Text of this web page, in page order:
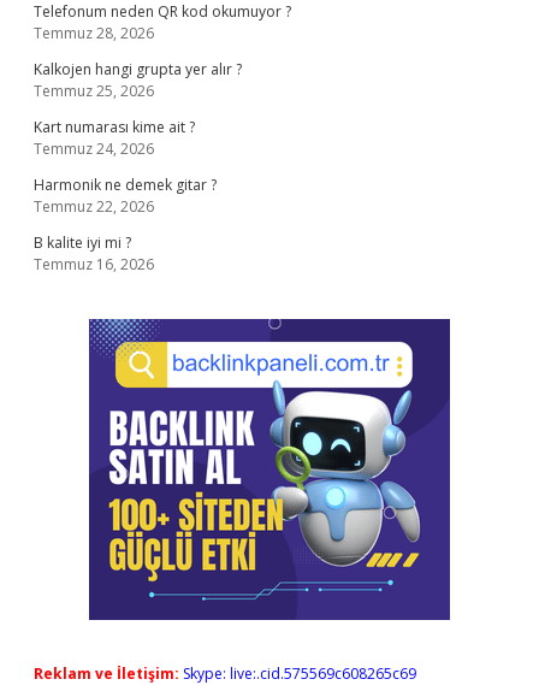
Telefonum neden QR kod okumuyor ?
Temmuz 28, 2026
Kalkojen hangi grupta yer alır ?
Temmuz 25, 2026
Kart numarası kime ait ?
Temmuz 24, 2026
Harmonik ne demek gitar ?
Temmuz 22, 2026
B kalite iyi mi ?
Temmuz 16, 2026
Reklam ve İletişim: Skype: live:.cid.575569c608265c69